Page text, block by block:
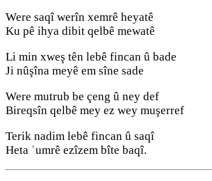
Were saqî werîn xemrê heyatê
Ku pê ihya dibit qelbê mewatê
Li min xweş tên lebê fincan û bade
Ji nûşîna meyê em sîne sade
Were mutrub be çeng û ney def
Bireqsîn qelbê mey ez wey muşerref
Terik nadim lebê fincan û saqî
Heta ˈumrê ezîzem bîte baqî.